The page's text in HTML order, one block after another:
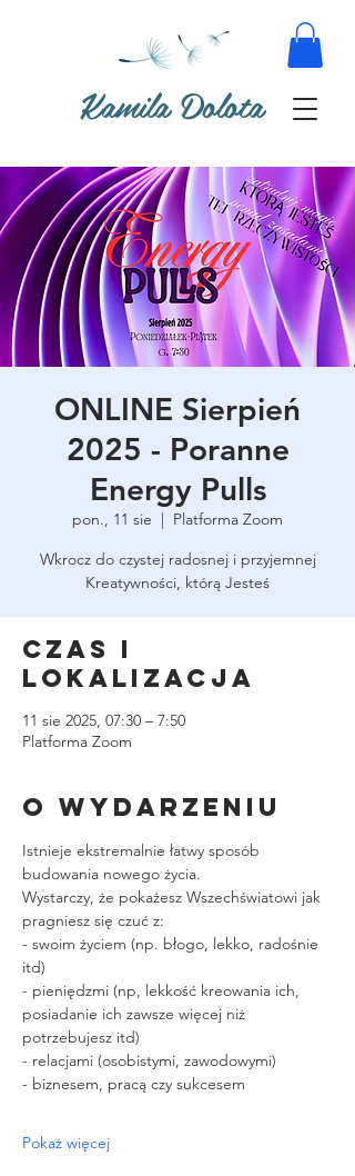
Kamila Dolota
ONLINE Sierpień
2025 - Poranne
Energy Pulls
pon., 11 sie
  |
Platforma Zoom
Wkrocz do czystej radosnej i przyjemnej
Kreatywności, którą Jesteś
Czas i
lokalizacja
11 sie 2025, 07:30 – 7:50
Platforma Zoom
O wydarzeniu
Istnieje ekstremalnie łatwy sposób
budowania nowego życia.
Wystarczy, że pokażesz Wszechświatowi jak
pragniesz się czuć z:
- swoim życiem (np. błogo, lekko, radośnie
itd)
- pieniędzmi (np, lekkość kreowania ich,
posiadanie ich zawsze więcej niż
potrzebujesz itd)
- relacjami (osobistymi, zawodowymi)
- biznesem, pracą czy sukcesem
Pokaż więcej